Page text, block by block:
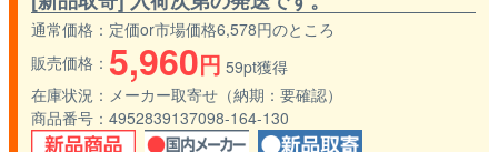
通常価格
定価or市場価格6,578円のところ
販売価格
5,960円 59pt獲得
在庫状況
メーカー取寄せ（納期：要確認）
商品番号
4952839137098-164-130